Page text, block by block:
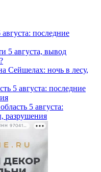
последние
5 августа, вывод
Сейшелах: ночь в лесу,
5 августа: последние
5 августа:
разрушения
РЕКЛАМА • ООО «ДРУЖБА» ИНН 9704146411